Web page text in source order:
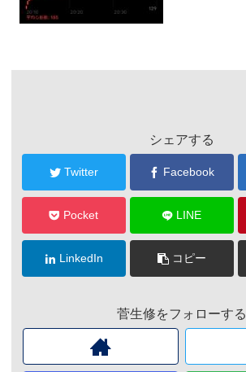
シェアする
Twitter Facebook
Pocket LINE
LinkedIn コピー
菅生修をフォローする